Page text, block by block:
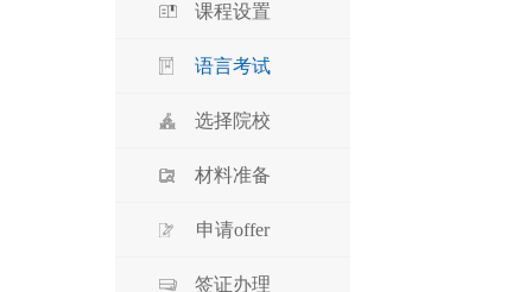
课程设置
语言考试
选择院校
材料准备
申请offer
签证办理